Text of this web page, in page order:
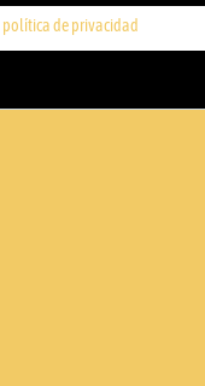
política de privacidad